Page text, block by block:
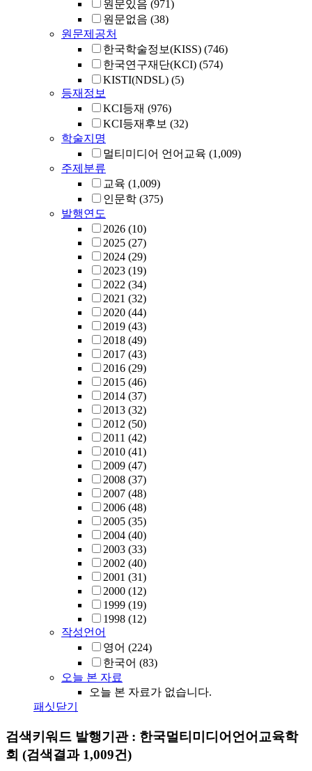
원문있음 (971)
원문없음 (38)
원문제공처
한국학술정보(KISS) (746)
한국연구재단(KCI) (574)
KISTI(NDSL) (5)
등재정보
KCI등재 (976)
KCI등재후보 (32)
학술지명
멀티미디어 언어교육 (1,009)
주제분류
교육 (1,009)
인문학 (375)
발행연도
2026 (10)
2025 (27)
2024 (29)
2023 (19)
2022 (34)
2021 (32)
2020 (44)
2019 (43)
2018 (49)
2017 (43)
2016 (29)
2015 (46)
2014 (37)
2013 (32)
2012 (50)
2011 (42)
2010 (41)
2009 (47)
2008 (37)
2007 (48)
2006 (48)
2005 (35)
2004 (40)
2003 (33)
2002 (40)
2001 (31)
2000 (12)
1999 (19)
1998 (12)
작성언어
영어 (224)
한국어 (83)
오늘 본 자료
오늘 본 자료가 없습니다.
패싯닫기
검색키워드 발행기관 : 한국멀티미디어언어교육학
회 (검색결과 1,009건)